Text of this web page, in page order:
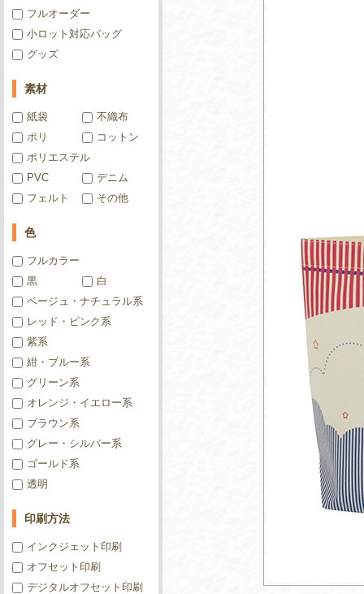
フルオーダー
小ロット対応バッグ
グッズ
素材
紙袋
不織布
ポリ
コットン
ポリエステル
PVC
デニム
フェルト
その他
色
フルカラー
黒
白
ベージュ・ナチュラル系
レッド・ピンク系
紫系
紺・ブルー系
グリーン系
オレンジ・イエロー系
ブラウン系
グレー・シルバー系
ゴールド系
透明
印刷方法
インクジェット印刷
オフセット印刷
デジタルオフセット印刷